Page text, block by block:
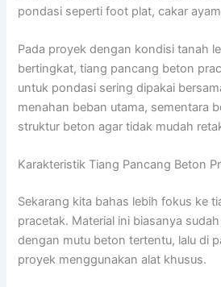
pondasi seperti foot plat, cakar
Pada proyek dengan kondisi tanah
bertingkat, tiang pancang beton
untuk pondasi sering dipakai
menahan beban utama, sementara
struktur beton agar tidak mudah
Karakteristik Tiang Pancang Beton
Sekarang kita bahas lebih fokus ke
pracetak. Material ini biasanya
dengan mutu beton tertentu, lalu di
proyek menggunakan alat khusus.